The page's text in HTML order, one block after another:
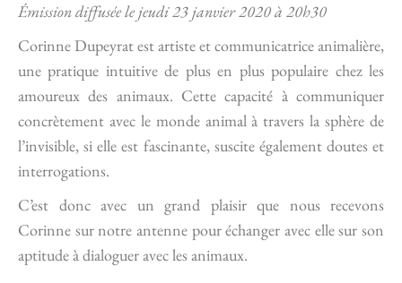
Émission diffusée le jeudi 23 janvier 2020 à 20h30
Corinne Dupeyrat est artiste et communicatrice animalière,
une pratique intuitive de plus en plus populaire chez les
amoureux des animaux. Cette capacité à communiquer
concrètement avec le monde animal à travers la sphère de
l’invisible, si elle est fascinante, suscite également doutes et
interrogations.
C’est donc avec un grand plaisir que nous recevons
Corinne sur notre antenne pour échanger avec elle sur son
aptitude à dialoguer avec les animaux.